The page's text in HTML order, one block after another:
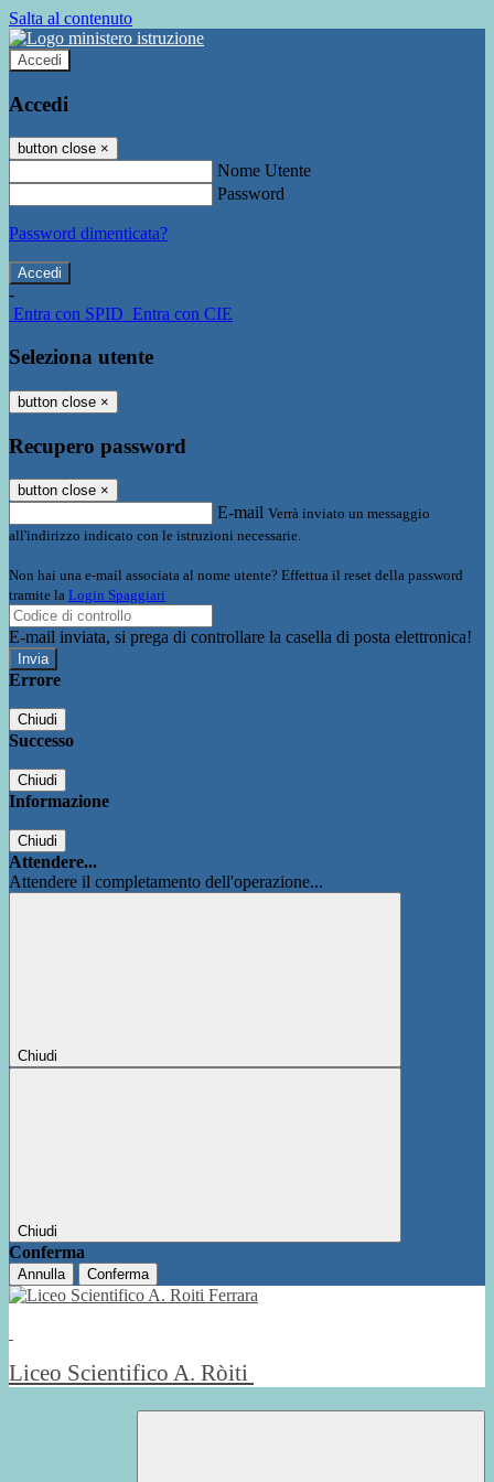
Salta al contenuto
Accedi
Accedi
button close ×
Nome Utente
Password
Password dimenticata?
-
Entra con SPID Entra con CIE
Seleziona utente
button close ×
Recupero password
button close ×
E-mail Verrà inviato un messaggio
all'indirizzo indicato con le istruzioni necessarie.
Non hai una e-mail associata al nome utente? Effettua il reset della password
tramite la Login Spaggiari
E-mail inviata, si prega di controllare la casella di posta elettronica!
Errore
Chiudi
Successo
Chiudi
Informazione
Chiudi
Attendere...
Attendere il completamento dell'operazione...
Chiudi
Chiudi
Conferma
Annulla Conferma
Liceo Scientifico A. Ròiti